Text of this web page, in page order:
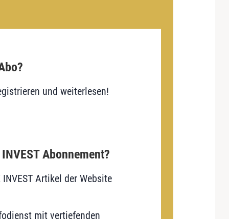
und weiterlesen!
Abonnement?
Artikel der Website
mit vertiefenden